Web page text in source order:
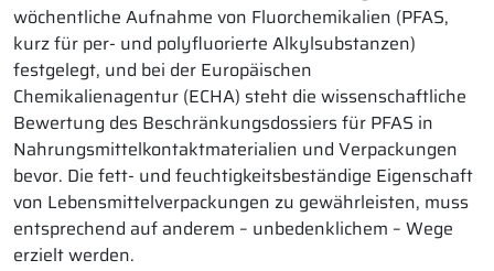
wöchentliche Aufnahme von Fluorchemikalien (PFAS,
kurz für per- und polyfluorierte Alkylsubstanzen)
festgelegt, und bei der Europäischen
Chemikalienagentur (ECHA) steht die wissenschaftliche
Bewertung des Beschränkungsdossiers für PFAS in
Nahrungsmittelkontaktmaterialien und Verpackungen
bevor. Die fett- und feuchtigkeitsbeständige Eigenschaft
von Lebensmittelverpackungen zu gewährleisten, muss
entsprechend auf anderem – unbedenklichem – Wege
erzielt werden.